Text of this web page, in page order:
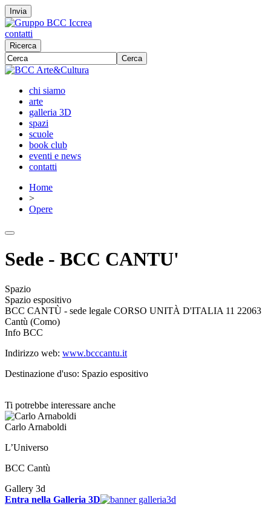
Invia
contatti
Ricerca
Cerca
chi siamo
arte
galleria 3D
spazi
scuole
book club
eventi e news
contatti
Home
>
Opere
Sede - BCC CANTU'
Spazio
Spazio espositivo
BCC CANTÙ - sede legale CORSO UNITÀ D'ITALIA 11 22063
Cantù (Como)
Info BCC
Indirizzo web: www.bcccantu.it
Destinazione d'uso: Spazio espositivo
Ti potrebbe interessare anche
Carlo Arnaboldi
L’Universo
BCC Cantù
Gallery 3d
Entra nella Galleria 3D